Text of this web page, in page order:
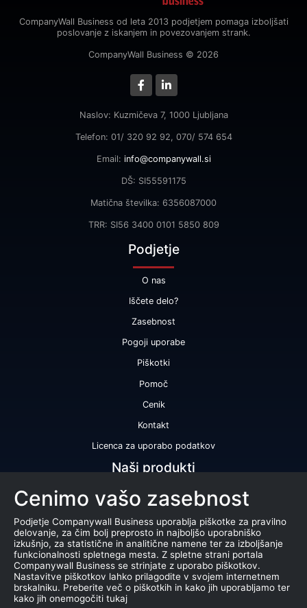
CompanyWall Business od leta 2013 podjetjem pomaga izboljšati
poslovanje z iskanjem in povezovanjem strank.
CompanyWall Business © 2026
Naslov: Kuzmičeva 7, 1000 Ljubljana
Telefon: 01/ 320 92 92, 070/ 574 654
Email: info@companywall.si
DŠ: SI55591175
Matična številka: 6356087000
TRR: SI56 3400 0101 5850 809
Podjetje
O nas
Iščete delo?
Zasebnost
Pogoji uporabe
Piškotki
Pomoč
Cenik
Kontakt
Licenca za uporabo podatkov
Naši produkti
Bonitetna ocena
Bonitetno poročilo
Certifikat bonitetne odličnosti
Produkti
Sodelovanje z registrom AJPES
Cenimo vašo zasebnost
Podjetje Companywall Business uporablja piškotke za pravilno
delovanje, za čim bolj preprosto in najboljšo uporabniško
izkušnjo, za statistične in analitične namene ter za izboljšanje
funkcionalnosti spletnega mesta. Z spletne strani portala
Companywall Business se strinjate z uporabo piškotkov.
Nastavitve piškotkov lahko prilagodite v svojem internetnem
brskalniku. Preberite več o piškotkih in kako jih uporabljamo ter
kako jih onemogočiti tukaj